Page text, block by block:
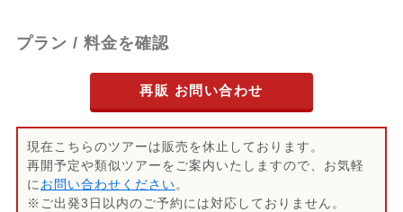
プラン / 料金を確認
再販 お問い合わせ
現在こちらのツアーは販売を休止しております。
再開予定や類似ツアーをご案内いたしますので、お気軽
にお問い合わせください。
※ご出発3日以内のご予約には対応しておりません。